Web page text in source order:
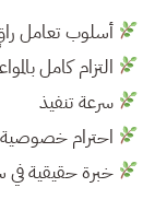
أسلوب تعامل
التزام كامل
سرعة تنفيذ
احترام خصوصية
خبرة حقيقية في